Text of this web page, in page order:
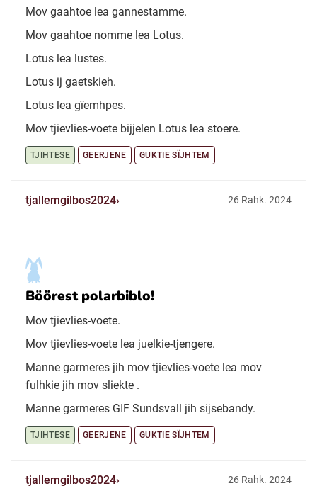
Mov gaahtoe lea gannestamme.
Mov gaahtoe nomme lea Lotus.
Lotus lea lustes.
Lotus ij gaetskieh.
Lotus lea gïemhpes.
Mov tjievlies-voete bijjelen Lotus lea stoere.
TJIHTESE GEERJENE GUKTIE SÏJHTEM
tjallemgilbos2024 26 Rahk. 2024
Böörest polarbiblo!
Mov tjievlies-voete.
Mov tjievlies-voete lea juelkie-tjengere.
Manne garmeres jih mov tjievlies-voete lea mov
fulhkie jih mov sliekte .
Manne garmeres GIF Sundsvall jih sijsebandy.
TJIHTESE GEERJENE GUKTIE SÏJHTEM
tjallemgilbos2024 26 Rahk. 2024